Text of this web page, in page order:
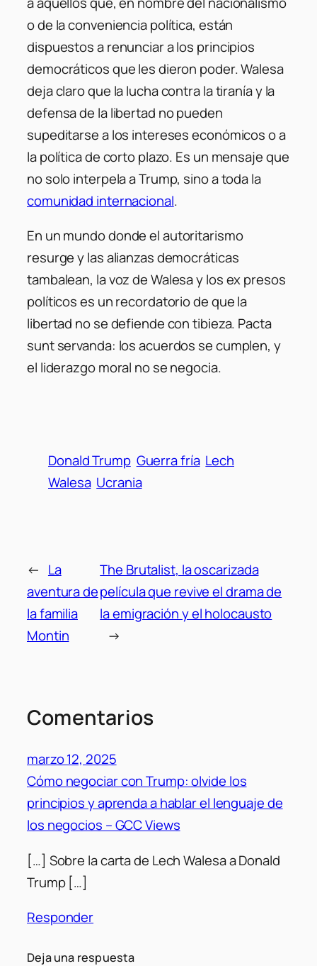
o de la conveniencia política, están
dispuestos a renunciar a los principios
democráticos que les dieron poder. Walesa
deja claro que la lucha contra la tiranía y la
defensa de la libertad no pueden
supeditarse a los intereses económicos o a
la política de corto plazo. Es un mensaje que
no solo interpela a Trump, sino a toda la
comunidad internacional.
En un mundo donde el autoritarismo
resurge y las alianzas democráticas
tambalean, la voz de Walesa y los ex presos
políticos es un recordatorio de que la
libertad no se defiende con tibieza. Pacta
sunt servanda: los acuerdos se cumplen, y
el liderazgo moral no se negocia.
Donald Trump Guerra fría Lech
Walesa Ucrania
← La
aventura de
la familia
Montin
The Brutalist, la oscarizada
película que revive el drama de
la emigración y el holocausto
→
Comentarios
marzo 12, 2025
Cómo negociar con Trump: olvide los
principios y aprenda a hablar el lenguaje de
los negocios – GCC Views
[…] Sobre la carta de Lech Walesa a Donald
Trump […]
Responder
Deja una respuesta